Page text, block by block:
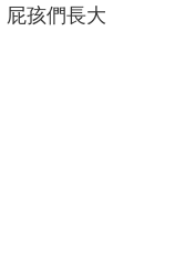
孩們長大